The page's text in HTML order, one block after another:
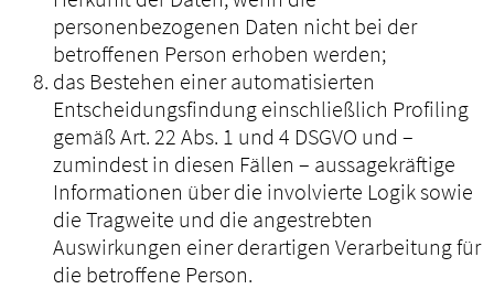
personenbezogenen Daten nicht bei der
betroffenen Person erhoben werden;
das Bestehen einer automatisierten
Entscheidungsfindung einschließlich Profiling
gemäß Art. 22 Abs. 1 und 4 DSGVO und –
zumindest in diesen Fällen – aussagekräftige
Informationen über die involvierte Logik sowie
die Tragweite und die angestrebten
Auswirkungen einer derartigen Verarbeitung für
die betroffene Person.